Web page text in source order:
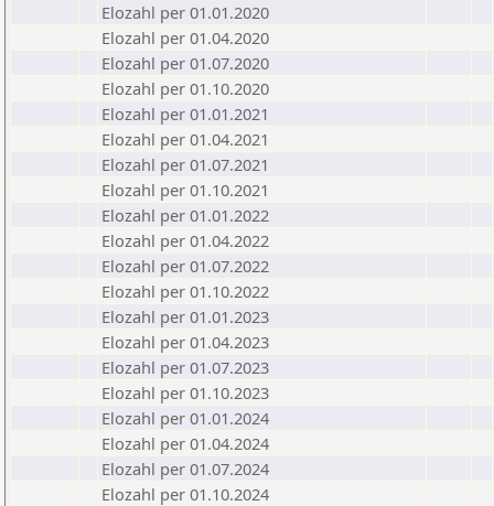
Elozahl per 01.01.2020
Elozahl per 01.04.2020
Elozahl per 01.07.2020
Elozahl per 01.10.2020
Elozahl per 01.01.2021
Elozahl per 01.04.2021
Elozahl per 01.07.2021
Elozahl per 01.10.2021
Elozahl per 01.01.2022
Elozahl per 01.04.2022
Elozahl per 01.07.2022
Elozahl per 01.10.2022
Elozahl per 01.01.2023
Elozahl per 01.04.2023
Elozahl per 01.07.2023
Elozahl per 01.10.2023
Elozahl per 01.01.2024
Elozahl per 01.04.2024
Elozahl per 01.07.2024
Elozahl per 01.10.2024